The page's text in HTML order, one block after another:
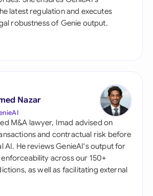
latest regulation and executes
robustness of Genie output.
Nazar
M&A lawyer, Imad advised on
and contractual risk before
AI. He reviews GenieAI's output for
across our 150+
as well as facilitating external